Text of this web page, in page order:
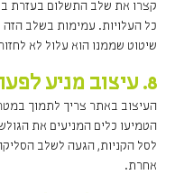
קצרו את שלב התשלום בעזרת
כל העלויות. עמימות בשלב
שיטוט שממנו הוא עלול לא
8. עיצוב מניע לפעולה
העיצוב באתר צריך לתמוך
הטמיעו כלים המניעים את
לסל הקניות, הגעה לשלב
אחרת.